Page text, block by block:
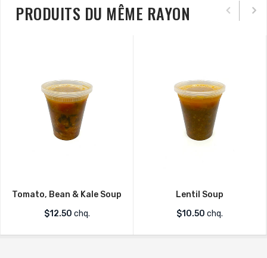
PRODUITS DU MÊME RAYON
Tomato, Bean & Kale Soup
$12.50 chq.
Lentil Soup
$10.50 chq.